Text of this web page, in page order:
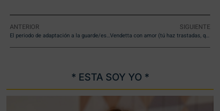
ANTERIOR
El periodo de adaptación a la guarde/escuela infantil
SIGUIENTE
Vendetta con amor (tú haz trastadas, que…)
* ESTA SOY YO *